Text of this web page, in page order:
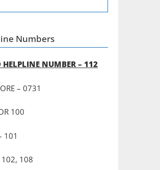
Numbers
HELPLINE NUMBER – 112
– 0731
100
101
102, 108